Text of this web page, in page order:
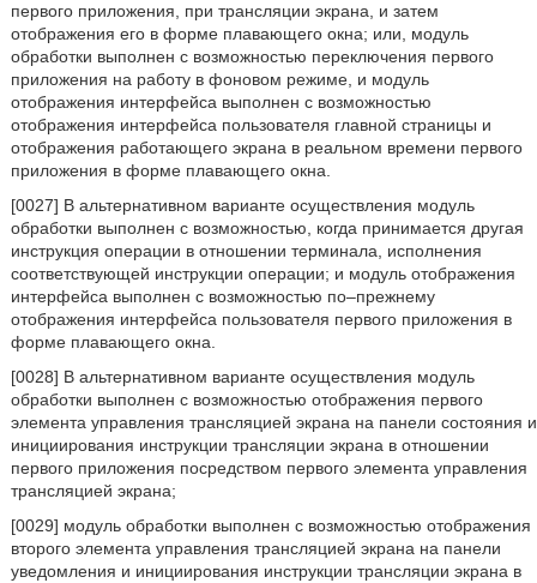
первого приложения, при трансляции экрана, и затем
отображения его в форме плавающего окна; или, модуль
обработки выполнен с возможностью переключения первого
приложения на работу в фоновом режиме, и модуль
отображения интерфейса выполнен с возможностью
отображения интерфейса пользователя главной страницы и
отображения работающего экрана в реальном времени первого
приложения в форме плавающего окна.
[0027] В альтернативном варианте осуществления модуль
обработки выполнен с возможностью, когда принимается другая
инструкция операции в отношении терминала, исполнения
соответствующей инструкции операции; и модуль отображения
интерфейса выполнен с возможностью по–прежнему
отображения интерфейса пользователя первого приложения в
форме плавающего окна.
[0028] В альтернативном варианте осуществления модуль
обработки выполнен с возможностью отображения первого
элемента управления трансляцией экрана на панели состояния и
инициирования инструкции трансляции экрана в отношении
первого приложения посредством первого элемента управления
трансляцией экрана;
[0029] модуль обработки выполнен с возможностью отображения
второго элемента управления трансляцией экрана на панели
уведомления и инициирования инструкции трансляции экрана в